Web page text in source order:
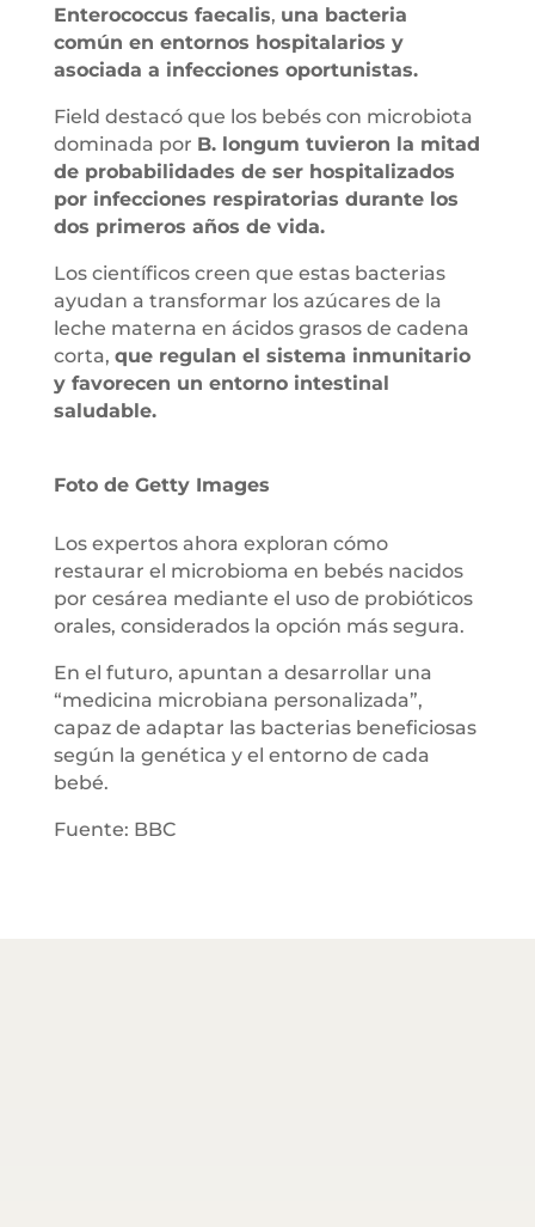
Enterococcus faecalis, una bacteria
común en entornos hospitalarios y
asociada a infecciones oportunistas.
Field destacó que los bebés con microbiota
dominada por B. longum tuvieron la mitad
de probabilidades de ser hospitalizados
por infecciones respiratorias durante los
dos primeros años de vida.
Los científicos creen que estas bacterias
ayudan a transformar los azúcares de la
leche materna en ácidos grasos de cadena
corta, que regulan el sistema inmunitario
y favorecen un entorno intestinal
saludable.
Foto de Getty Images
Los expertos ahora exploran cómo
restaurar el microbioma en bebés nacidos
por cesárea mediante el uso de probióticos
orales, considerados la opción más segura.
En el futuro, apuntan a desarrollar una
“medicina microbiana personalizada”,
capaz de adaptar las bacterias beneficiosas
según la genética y el entorno de cada
bebé.
Fuente: BBC